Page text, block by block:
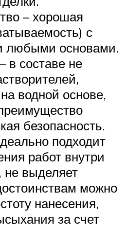
– хорошая
с
любыми основами.
в составе не
водной основе,
безопасность.
подходит
работ внутри
выделяет
можно
нанесения,
за счет